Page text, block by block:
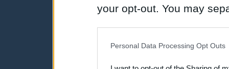
your opt-out. You may
Personal Data Processing Opt Outs